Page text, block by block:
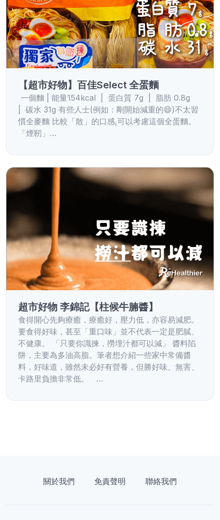
【超市好物】百佳Select 全蛋麵
一個麵 | 能量154kcal | 蛋白質 7g | 脂肪 0.8g
| 碳水 31g 有些人士(例如：剛開始減重的😄)不太習
慣全麥麵 比較「散」的口感,可以考慮這個全蛋麵。
「煙靭」…
超市好物 李錦記【柱候牛腩醬】
食得開心先夠療癒，療癒好，壓力低，亦容易減肥。
要食得好味，甚至「重口味」並不代表一定是肥膩、
不健康。 「只要你識揀，撈埋汁都可以減」 醬料陷
阱，主要為多油高脂。筆者想介紹一些家中常備醬
料，好味道，雖然未必好有營養，但勝好味、無害、
卡路里負擔非常低。 …
關於我們 免責聲明 聯絡我們